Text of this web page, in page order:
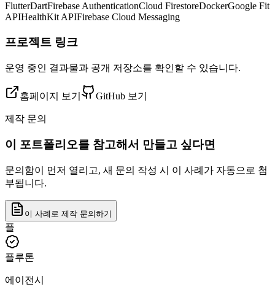
FlutterDartFirebase AuthenticationCloud FirestoreDockerGoogle Fit
APIHealthKit APIFirebase Cloud Messaging
프로젝트 링크
운영 중인 결과물과 공개 저장소를 확인할 수 있습니다.
홈페이지 보기 GitHub 보기
제작 문의
이 포트폴리오를 참고해서 만들고 싶다면
문의함이 먼저 열리고, 새 문의 작성 시 이 사례가 자동으로 첨
부됩니다.
이 사례로 제작 문의하기
플
플루톤
에이전시